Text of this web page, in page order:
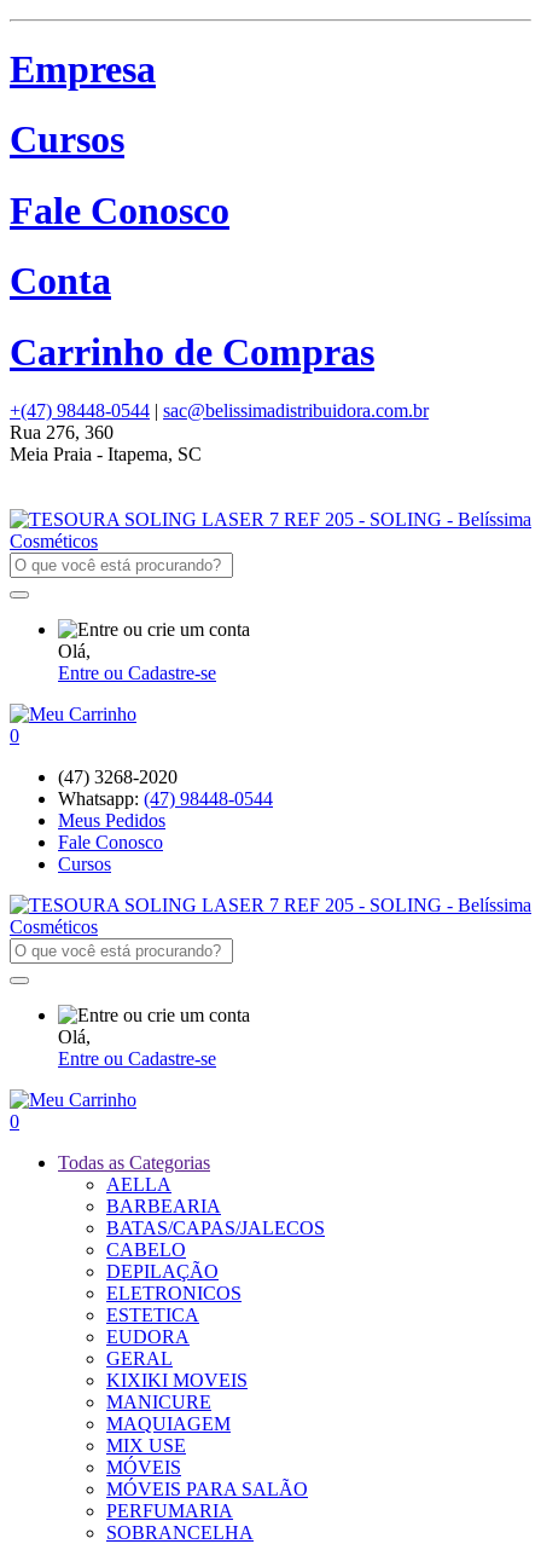
Empresa
Cursos
Fale Conosco
Conta
Carrinho de Compras
+(47) 98448-0544 | sac@belissimadistribuidora.com.br
Rua 276, 360
Meia Praia - Itapema, SC
Olá,
Entre ou Cadastre-se
0
(47) 3268-2020
Whatsapp: (47) 98448-0544
Meus Pedidos
Fale Conosco
Cursos
Olá,
Entre ou Cadastre-se
0
Todas as Categorias
AELLA
BARBEARIA
BATAS/CAPAS/JALECOS
CABELO
DEPILAÇÃO
ELETRONICOS
ESTETICA
EUDORA
GERAL
KIXIKI MOVEIS
MANICURE
MAQUIAGEM
MIX USE
MÓVEIS
MÓVEIS PARA SALÃO
PERFUMARIA
SOBRANCELHA